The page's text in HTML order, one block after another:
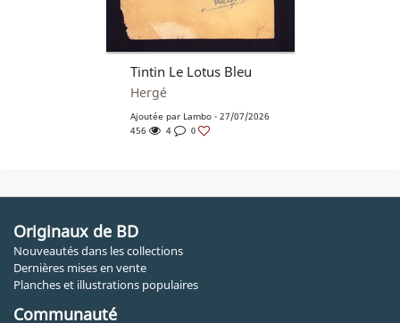
Tintin Le Lotus Bleu
Hergé
Ajoutée par Lambo - 27/07/2026
456
4 0
Originaux de BD
Nouveautés dans les collections
Dernières mises en vente
Planches et illustrations populaires
Communauté